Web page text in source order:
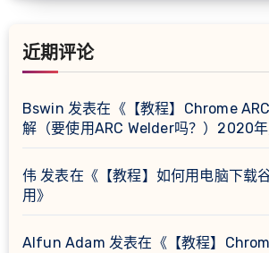
近期评论
Bswin 发表在《 【教程】Chrome
解（要使用ARC Welder吗？）2020
伟 发表在《 【教程】如何用电脑下载
用 》
Alfun Adam 发表在《 【教程】